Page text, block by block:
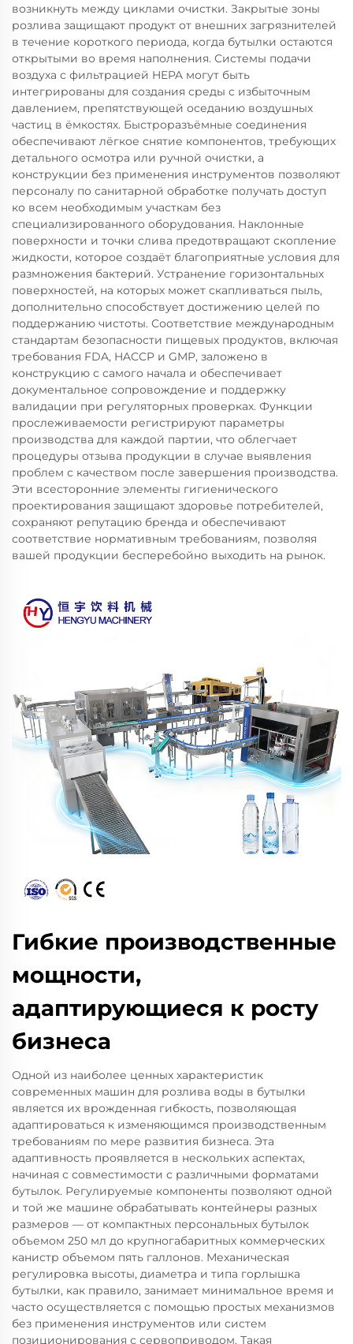
возникнуть между циклами очистки. Закрытые зоны
розлива защищают продукт от внешних загрязнителей
в течение короткого периода, когда бутылки остаются
открытыми во время наполнения. Системы подачи
воздуха с фильтрацией HEPA могут быть
интегрированы для создания среды с избыточным
давлением, препятствующей оседанию воздушных
частиц в ёмкостях. Быстроразъёмные соединения
обеспечивают лёгкое снятие компонентов, требующих
детального осмотра или ручной очистки, а
конструкции без применения инструментов позволяют
персоналу по санитарной обработке получать доступ
ко всем необходимым участкам без
специализированного оборудования. Наклонные
поверхности и точки слива предотвращают скопление
жидкости, которое создаёт благоприятные условия для
размножения бактерий. Устранение горизонтальных
поверхностей, на которых может скапливаться пыль,
дополнительно способствует достижению целей по
поддержанию чистоты. Соответствие международным
стандартам безопасности пищевых продуктов, включая
требования FDA, HACCP и GMP, заложено в
конструкцию с самого начала и обеспечивает
документальное сопровождение и поддержку
валидации при регуляторных проверках. Функции
прослеживаемости регистрируют параметры
производства для каждой партии, что облегчает
процедуры отзыва продукции в случае выявления
проблем с качеством после завершения производства.
Эти всесторонние элементы гигиенического
проектирования защищают здоровье потребителей,
сохраняют репутацию бренда и обеспечивают
соответствие нормативным требованиям, позволяя
вашей продукции бесперебойно выходить на рынок.
Гибкие производственные
мощности,
адаптирующиеся к росту
бизнеса
Одной из наиболее ценных характеристик
современных машин для розлива воды в бутылки
является их врожденная гибкость, позволяющая
адаптироваться к изменяющимся производственным
требованиям по мере развития бизнеса. Эта
адаптивность проявляется в нескольких аспектах,
начиная с совместимости с различными форматами
бутылок. Регулируемые компоненты позволяют одной
и той же машине обрабатывать контейнеры разных
размеров — от компактных персональных бутылок
объемом 250 мл до крупногабаритных коммерческих
канистр объемом пять галлонов. Механическая
регулировка высоты, диаметра и типа горлышка
бутылки, как правило, занимает минимальное время и
часто осуществляется с помощью простых механизмов
без применения инструментов или систем
позиционирования с сервоприводом. Такая